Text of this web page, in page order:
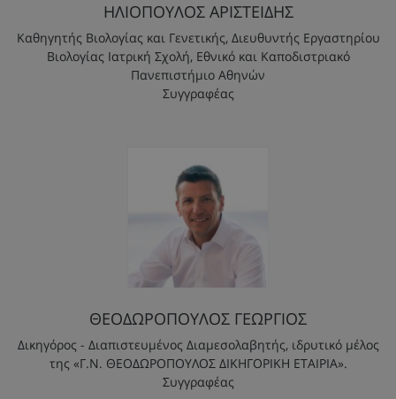
ΗΛΙΟΠΟΥΛΟΣ ΑΡΙΣΤΕΙΔΗΣ
Καθηγητής Βιολογίας και Γενετικής, Διευθυντής Εργαστηρίου
Βιολογίας Ιατρική Σχολή, Εθνικό και Καποδιστριακό
Πανεπιστήμιο Αθηνών
Συγγραφέας
ΘΕΟΔΩΡΟΠΟΥΛΟΣ ΓΕΩΡΓΙΟΣ
Δικηγόρος - Διαπιστευμένος Διαμεσολαβητής, ιδρυτικό μέλος
της «Γ.Ν. ΘΕΟΔΩΡΟΠΟΥΛΟΣ ΔΙΚΗΓΟΡΙΚΗ ΕΤΑΙΡΙΑ».
Συγγραφέας